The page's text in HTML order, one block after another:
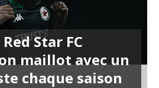
Star FC
maillot avec un
chaque saison